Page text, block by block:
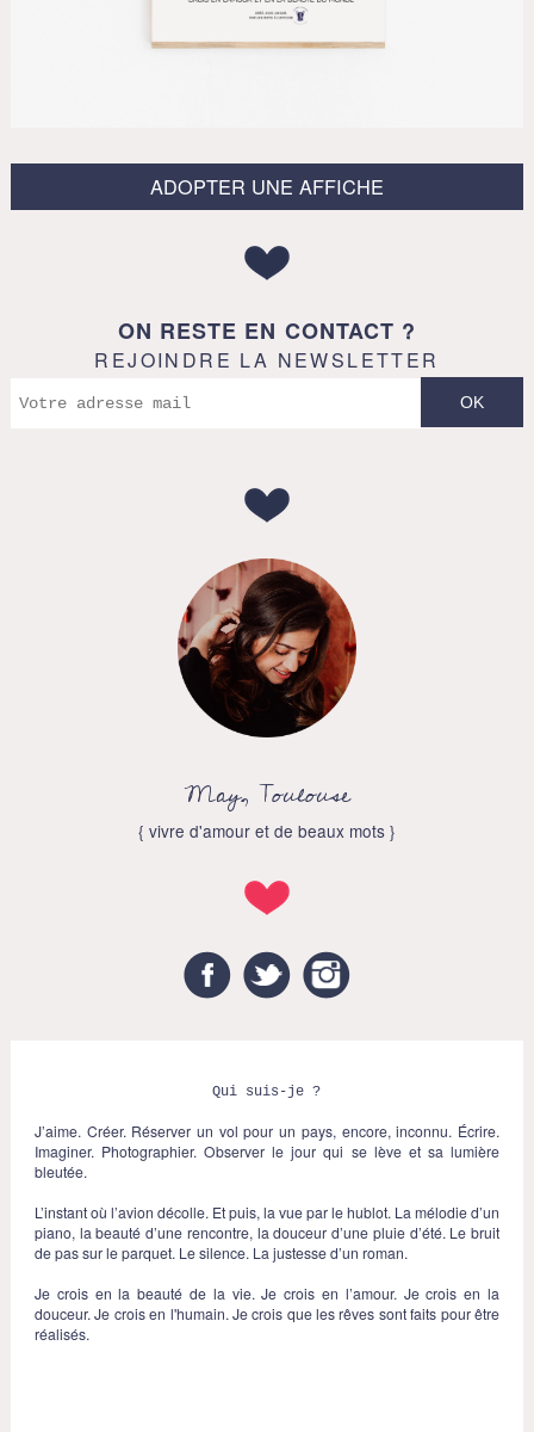
ADOPTER UNE AFFICHE
ON RESTE EN CONTACT ?
REJOINDRE LA NEWSLETTER
May, Toulouse
{ vivre d'amour et de beaux mots }
FacebookTwitter
Qui suis-je ?
J’aime. Créer. Réserver un vol pour un pays, encore, inconnu. Écrire.
Imaginer. Photographier. Observer le jour qui se lève et sa lumière
bleutée.
L’instant où l’avion décolle. Et puis, la vue par le hublot. La mélodie d’un
piano, la beauté d’une rencontre, la douceur d’une pluie d’été. Le bruit
de pas sur le parquet. Le silence. La justesse d’un roman.
Je crois en la beauté de la vie. Je crois en l’amour. Je crois en la
douceur. Je crois en l'humain. Je crois que les rêves sont faits pour être
réalisés.